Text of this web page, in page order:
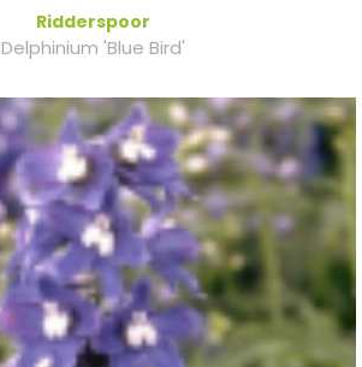
Ridderspoor
Delphinium 'Blue Bird'